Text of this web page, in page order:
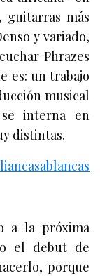
guitarras más
y variado,
Phrazes
es: un trabajo
musical
interna en
distintas.
a la próxima
el debut de
porque